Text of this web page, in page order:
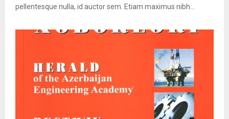
pellentesque nulla, id auctor sem. Etiam maximus nibh...